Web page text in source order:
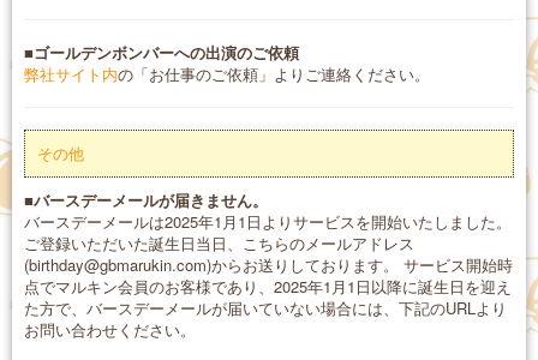
■ゴールデンボンバーへの出演のご依頼
弊社サイト内の「お仕事のご依頼」よりご連絡ください。
その他
■バースデーメールが届きません。
バースデーメールは2025年1月1日よりサービスを開始いたしました。
ご登録いただいた誕生日当日、こちらのメールアドレス
(birthday@gbmarukin.com)からお送りしております。 サービス開始時
点でマルキン会員のお客様であり、2025年1月1日以降に誕生日を迎え
た方で、バースデーメールが届いていない場合には、下記のURLより
お問い合わせください。